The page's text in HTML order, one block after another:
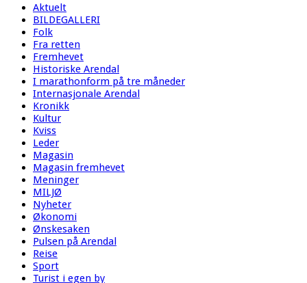
Aktuelt
BILDEGALLERI
Folk
Fra retten
Fremhevet
Historiske Arendal
I marathonform på tre måneder
Internasjonale Arendal
Kronikk
Kultur
Kviss
Leder
Magasin
Magasin fremhevet
Meninger
MILJØ
Nyheter
Økonomi
Ønskesaken
Pulsen på Arendal
Reise
Sport
Turist i egen by